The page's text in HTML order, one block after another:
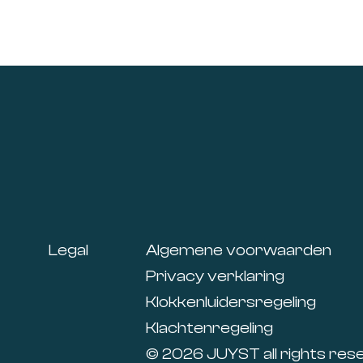
Legal
Algemene voorwaarden
Privacy verklaring
Klokkenluidersregeling
Klachtenregeling
© 2026 JUYST all rights